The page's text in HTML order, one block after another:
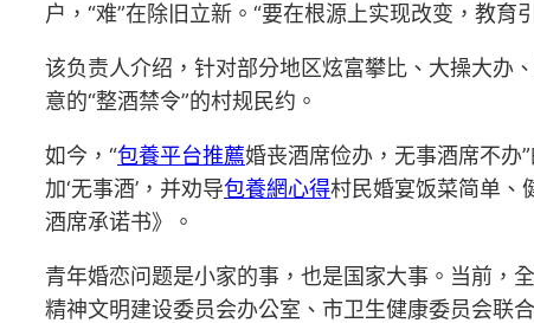
户，“难”在除旧立新。“要在根源上实现改变，教
该负责人介绍，针对部分地区炫富攀比、大操大办
意的“整酒禁令”的村规民约。
如今，“包養平台推薦婚丧酒席俭办，无事酒席不办
加‘无事酒’，并劝导包養網心得村民婚宴饭菜简单、
酒席承诺书》。
青年婚恋问题是小家的事，也是国家大事。当前，
精神文明建设委员会办公室、市卫生健康委员会联